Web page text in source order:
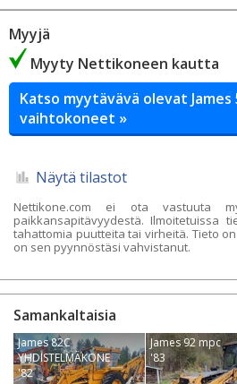
Myyjä
Myyty Nettikoneen kautta
Katso myytävävä olevat James
vaihtokoneet »
Näytä tilastot
Nettikone.com ei ota vastuuta
paikkansapitävyydestä. Ilmoitetuissa
tahattomia puutteita tai virheitä. Tieto
on sen pyynnöstäsi vahvistanut.
Samankaltaisia
James 82C
YHDISTELMÄKONE
'82
James 92 mpc
'83